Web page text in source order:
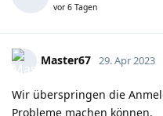
vor 6 Tagen
Master67 29. Apr 2023
Wir überspringen die
Probleme machen können.